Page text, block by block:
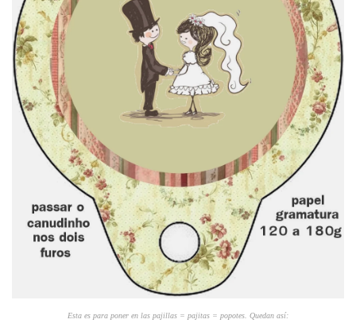
Esta es para poner en las pajillas = pajitas = popotes. Quedan así: